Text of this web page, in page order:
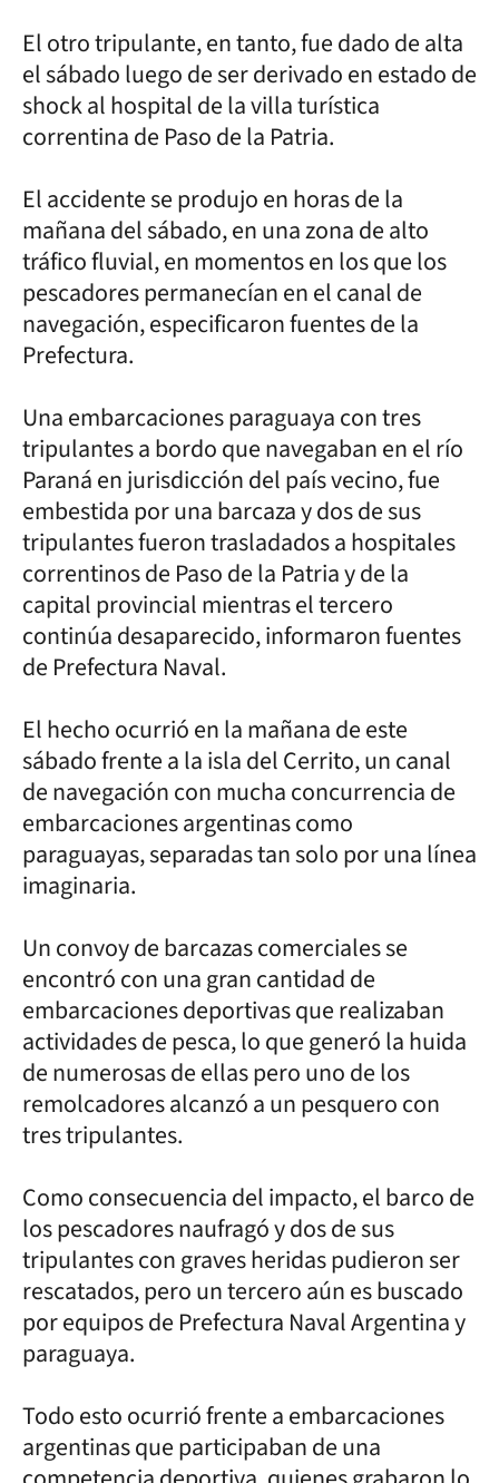
El otro tripulante, en tanto, fue dado de alta
el sábado luego de ser derivado en estado de
shock al hospital de la villa turística
correntina de Paso de la Patria.
El accidente se produjo en horas de la
mañana del sábado, en una zona de alto
tráfico fluvial, en momentos en los que los
pescadores permanecían en el canal de
navegación, especificaron fuentes de la
Prefectura.
Una embarcaciones paraguaya con tres
tripulantes a bordo que navegaban en el río
Paraná en jurisdicción del país vecino, fue
embestida por una barcaza y dos de sus
tripulantes fueron trasladados a hospitales
correntinos de Paso de la Patria y de la
capital provincial mientras el tercero
continúa desaparecido, informaron fuentes
de Prefectura Naval.
El hecho ocurrió en la mañana de este
sábado frente a la isla del Cerrito, un canal
de navegación con mucha concurrencia de
embarcaciones argentinas como
paraguayas, separadas tan solo por una línea
imaginaria.
Un convoy de barcazas comerciales se
encontró con una gran cantidad de
embarcaciones deportivas que realizaban
actividades de pesca, lo que generó la huida
de numerosas de ellas pero uno de los
remolcadores alcanzó a un pesquero con
tres tripulantes.
Como consecuencia del impacto, el barco de
los pescadores naufragó y dos de sus
tripulantes con graves heridas pudieron ser
rescatados, pero un tercero aún es buscado
por equipos de Prefectura Naval Argentina y
paraguaya.
Todo esto ocurrió frente a embarcaciones
argentinas que participaban de una